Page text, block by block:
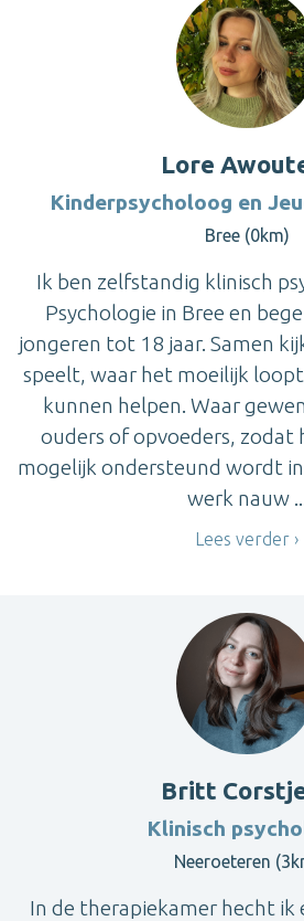
Lore
Kinderpsycholoog en
Bree (0km)
Ik ben zelfstandig klinisch
Psychologie in Bree en
jongeren tot 18 jaar. Samen
speelt, waar het moeilijk
kunnen helpen. Waar
ouders of opvoeders, zodat
mogelijk ondersteund wordt
werk nauw
Lees verder
Britt
Klinisch
Neeroeteren
In de therapiekamer hecht ik